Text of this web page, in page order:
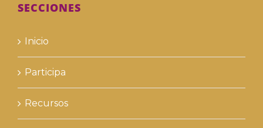
SECCIONES
Inicio
Participa
Recursos